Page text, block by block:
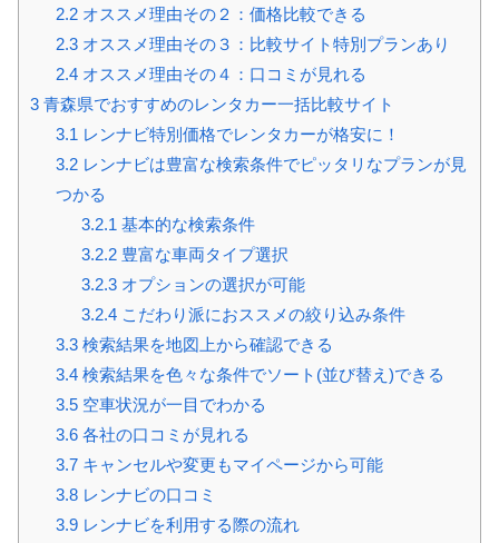
2.2オススメ理由その２：価格比較できる
2.3オススメ理由その３：比較サイト特別プランあり
2.4オススメ理由その４：口コミが見れる
3 青森県でおすすめのレンタカー一括比較サイト
3.1 レンナビ特別価格でレンタカーが格安に！
3.2レンナビは豊富な検索条件でピッタリなプランが見
つかる
3.2.1 基本的な検索条件
3.2.2豊富な車両タイプ選択
3.2.3オプションの選択が可能
3.2.4こだわり派におススメの絞り込み条件
3.3検索結果を地図上から確認できる
3.4検索結果を色々な条件でソート(並び替え)できる
3.5空車状況が一目でわかる
3.6各社の口コミが見れる
3.7キャンセルや変更もマイページから可能
3.8レンナビの口コミ
3.9レンナビを利用する際の流れ